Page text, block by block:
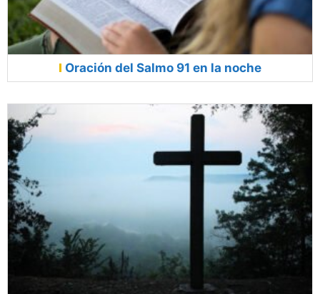
Oración del Salmo 91 en la noche